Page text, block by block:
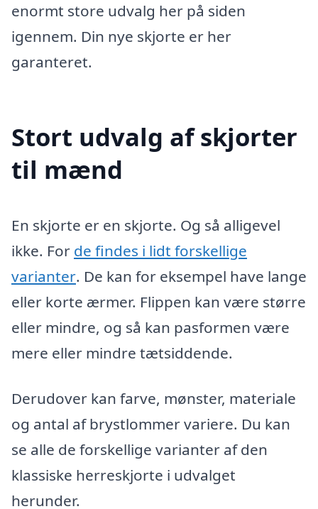
enormt store udvalg her på siden
igennem. Din nye skjorte er her
garanteret.
Stort udvalg af skjorter
til mænd
En skjorte er en skjorte. Og så alligevel
ikke. For de findes i lidt forskellige
varianter. De kan for eksempel have lange
eller korte ærmer. Flippen kan være større
eller mindre, og så kan pasformen være
mere eller mindre tætsiddende.
Derudover kan farve, mønster, materiale
og antal af brystlommer variere. Du kan
se alle de forskellige varianter af den
klassiske herreskjorte i udvalget
herunder.